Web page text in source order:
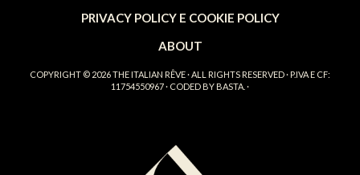
PRIVACY POLICY E COOKIE POLICY
ABOUT
COPYRIGHT © 2026THE ITALIAN RÊVE· ALL RIGHTS RESERVED · P.IVA E CF:
11754550967 · CODED BY BASTA. ·